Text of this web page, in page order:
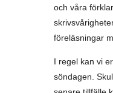
och våra
föreläsningar
I regel kan vi
söndagen.